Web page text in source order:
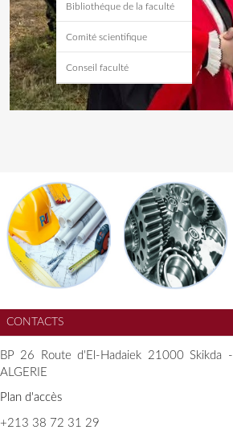
Bibliothéque de la faculté
Comité scientifique
Conseil faculté
CONTACTS
BP 26 Route d'El-Hadaiek 21000 Skikda -
ALGERIE
Plan d'accès
+213 38 72 31 29